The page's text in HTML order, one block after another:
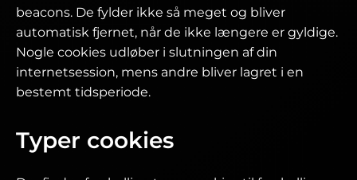
beacons. De fylder ikke så meget og bliver
automatisk fjernet, når de ikke længere er gyldige.
Nogle cookies udløber i slutningen af din
internetsession, mens andre bliver lagret i en
bestemt tidsperiode.
Typer cookies